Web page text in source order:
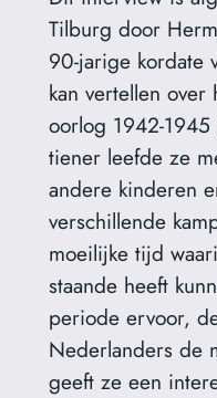
Tilburg door
90-jarige kordate
kan vertellen
oorlog 1942-
tiener leefde ze
andere kinderen
verschillende
moeilijke tijd
staande heeft
periode ervoor,
Nederlanders de
geeft ze een